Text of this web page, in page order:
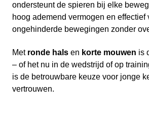
ondersteunt de spieren bij elke
hoog ademend vermogen en
ongehinderde bewegingen zonder
Met ronde hals en korte mouwen is
– of het nu in de wedstrijd of op
is de betrouwbare keuze voor jonge
vertrouwen.